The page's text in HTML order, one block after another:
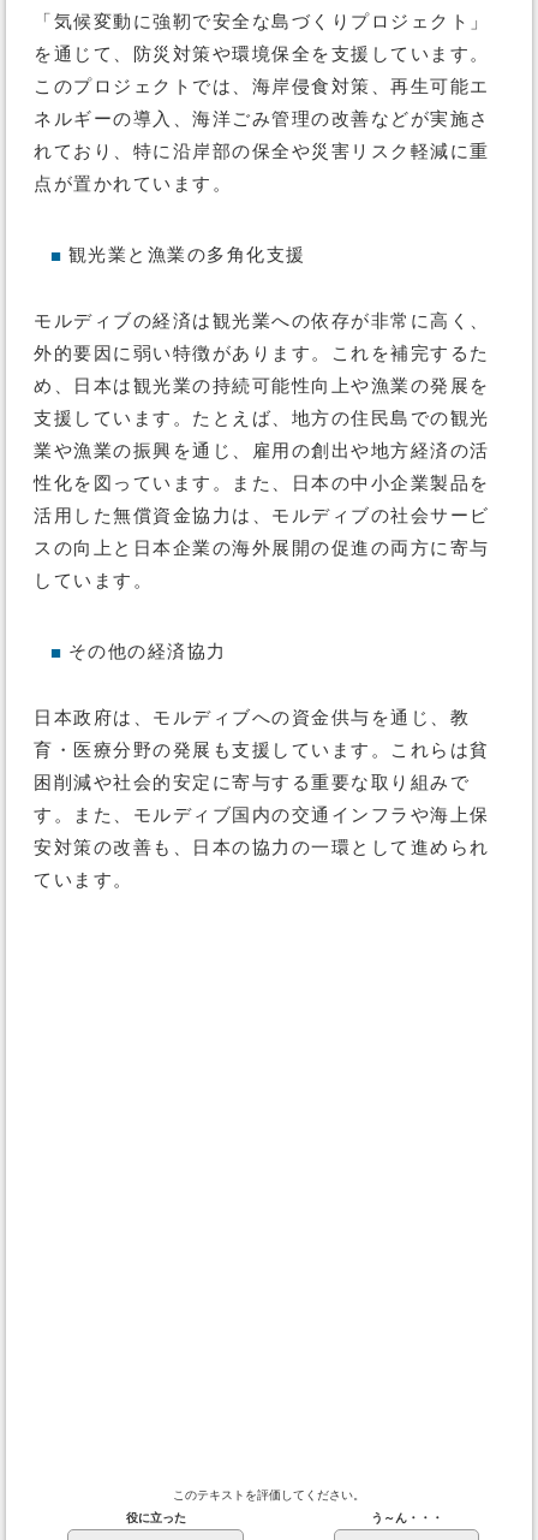
「気候変動に強靭で安全な島づくりプロジェクト」
を通じて、防災対策や環境保全を支援しています。
このプロジェクトでは、海岸侵食対策、再生可能エ
ネルギーの導入、海洋ごみ管理の改善などが実施さ
れており、特に沿岸部の保全や災害リスク軽減に重
点が置かれています。
■ 観光業と漁業の多角化支援
モルディブの経済は観光業への依存が非常に高く、
外的要因に弱い特徴があります。これを補完するた
め、日本は観光業の持続可能性向上や漁業の発展を
支援しています。たとえば、地方の住民島での観光
業や漁業の振興を通じ、雇用の創出や地方経済の活
性化を図っています。また、日本の中小企業製品を
活用した無償資金協力は、モルディブの社会サービ
スの向上と日本企業の海外展開の促進の両方に寄与
しています。
■ その他の経済協力
日本政府は、モルディブへの資金供与を通じ、教
育・医療分野の発展も支援しています。これらは貧
困削減や社会的安定に寄与する重要な取り組みで
す。また、モルディブ国内の交通インフラや海上保
安対策の改善も、日本の協力の一環として進められ
ています。
このテキストを評価してください。
役に立った
う～ん・・・